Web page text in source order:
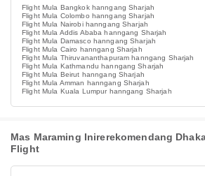
Flight Mula Bangkok hanngang Sharjah
Flight Mula Colombo hanngang Sharjah
Flight Mula Nairobi hanngang Sharjah
Flight Mula Addis Ababa hanngang Sharjah
Flight Mula Damasco hanngang Sharjah
Flight Mula Cairo hanngang Sharjah
Flight Mula Thiruvananthapuram hanngang Sharjah
Flight Mula Kathmandu hanngang Sharjah
Flight Mula Beirut hanngang Sharjah
Flight Mula Amman hanngang Sharjah
Flight Mula Kuala Lumpur hanngang Sharjah
Mas Maraming Inirerekomendang
Flight